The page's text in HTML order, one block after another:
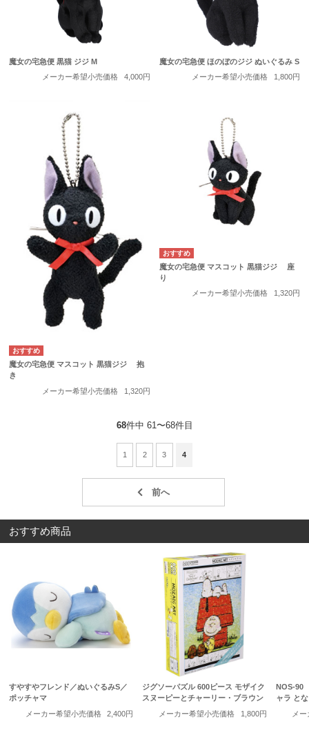
魔女の宅急便 黒猫 ジジ M
メーカー希望小売価格
4,000円
魔女の宅急便 ほのぼのジジ ぬいぐるみ S
メーカー希望小売価格
1,800円
魔女の宅急便 マスコット 黒猫ジジ 抱
き
メーカー希望小売価格
1,320円
魔女の宅急便 マスコット 黒猫ジジ 座
り
メーカー希望小売価格
1,320円
68件中 61〜68件目
1 2 3 4
おすすめ商品
すやすやフレンド／ぬいぐるみS／
ポッチャマ
メーカー希望小売価格
2,400円
ジグソーパズル 600ピース モザイク
スヌーピーとチャーリー・ブラウン
メーカー希望小売価格
1,800円
NOS-90
ャラ と
メ